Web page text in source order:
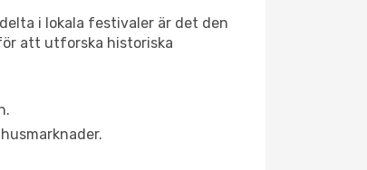
i lokala festivaler är det den
att utforska historiska